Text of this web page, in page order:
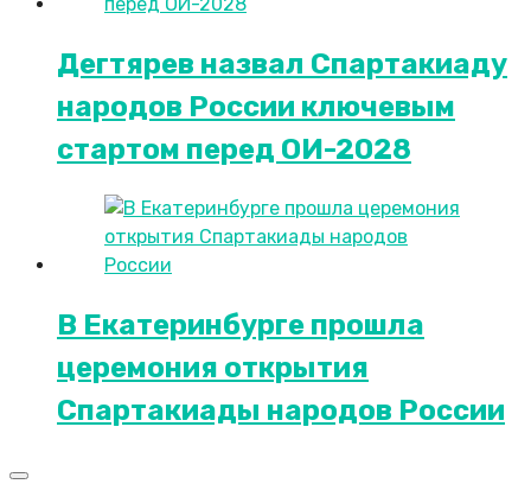
Дегтярев назвал Спартакиаду
народов России ключевым
стартом перед ОИ-2028
В Екатеринбурге прошла
церемония открытия
Спартакиады народов России